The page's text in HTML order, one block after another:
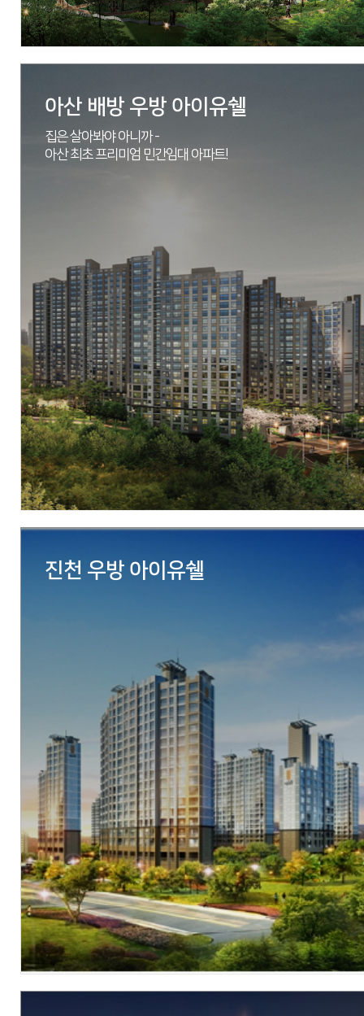
현장 충청남도 아산시 배방읍 공수리 193-5번지
시행 (주)우방
시공 (주)우방
세대수 총 1,786세대 중 2차분 519세대 금회 분양
분양문의 041-543-9944
자세히 보기
아산 배방 우방 아이유쉘
집은 살아봐야 아니까 -
아산 최초 프리미엄 민간임대 아파트!
현장 충남 아산시 배방읍 공수리 526번지
시행 SM상선㈜건설부문
시공 SM상선㈜건설부문
세대수 총 1,786세대 중 1차분 1,267세대 (2단지)
분양문의 041-543-9944
자세히 보기
진천 우방 아이유쉘